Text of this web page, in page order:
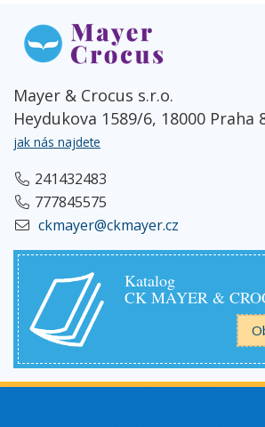
Mayer & Crocus s.r.o.
Heydukova 1589/6, 18000 Praha
jak nás najdete
241432483
777845575
ckmayer@ckmayer.cz
Katalog
CK MAYER &